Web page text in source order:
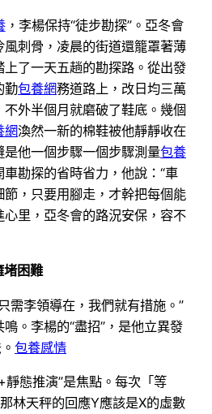
，李楊保持“徒步勘探”。亞冬會
刺骨，凌晨的街道還籠罩著薄
了一天五趟的勘探路。從出發
勤包養網務道路上，改日均三萬
外半個月就磨破了鞋底。幾個
網渙然一新的棉鞋被他靜靜收在
他一個步驟一個步驟測量包養
勘探的省時省力，他說：“車
，只要用腳走，才幹把每個能
里，亞冬會的路況安保，容不
堵困難
需李領導在，我們就有措施。”
。李楊的“盡招”，是他立異發
包養感情
靜態推演”是焦點。每次「等
林天秤的回應Y應該是X的虛數